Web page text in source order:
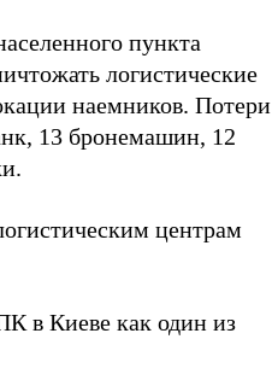
пункта
логистические
наемников. Потери
13 бронемашин, 12
центрам
в Киеве как один из